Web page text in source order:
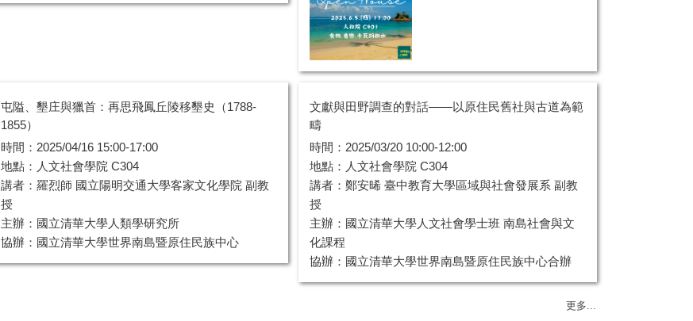
屯隘、墾庄與獵首：再思飛鳳丘陵移墾史（1788-
1855）
時間：2025/04/16 15:00-17:00
地點：人文社會學院 C304
講者：羅烈師 國立陽明交通大學客家文化學院 副教
授
主辦：國立清華大學人類學研究所
協辦：國立清華大學世界南島暨原住民族中心
文獻與田野調查的對話——以原住民舊社與古道為範
疇
時間：2025/03/20 10:00-12:00
地點：人文社會學院 C304
講者：鄭安晞 臺中教育大學區域與社會發展系 副教
授
主辦：國立清華大學人文社會學士班 南島社會與文
化課程
協辦：國立清華大學世界南島暨原住民族中心合辦
更多...